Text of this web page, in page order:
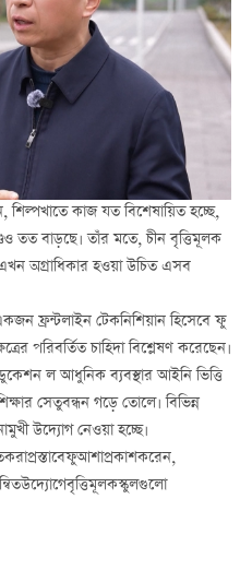
শিল্পখাতে কাজ যত বিশেষায়িত হচ্ছে,
তত বাড়ছে। তাঁর মতে, চীন বৃত্তিমূলক
অগ্রাধিকার হওয়া উচিত এসব
ফ্রন্টলাইন টেকনিশিয়ান হিসেবে ফু
পরিবর্তিত চাহিদা বিশ্লেষণ করেছেন।
ল আধুনিক ব্যবস্থার আইনি ভিত্তি
সেতুবন্ধন গড়ে তোলে। বিভিন্ন
উদ্যোগ নেওয়া হচ্ছে।